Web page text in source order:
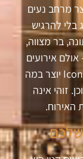
מרחב נעים
בלי להרגיש
בר מצווה,
אירועים
עד 200 איש בראשון לציון דוגמת Icon Events יוצר במה
זוהי אינה
האירוח.